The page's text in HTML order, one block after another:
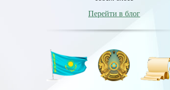
Перейти в блог